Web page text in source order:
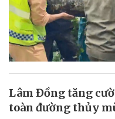
Lâm Đồng tăng
toàn đường thủy